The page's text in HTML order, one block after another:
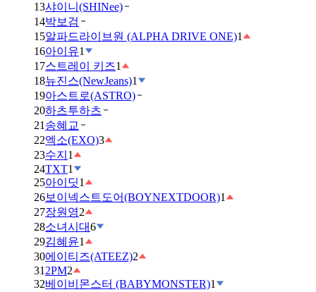
13샤이니(SHINee)
14박보검
15알파드라이브원 (ALPHA DRIVE ONE)1
16아이유1
17스트레이 키즈1
18뉴진스(NewJeans)1
19아스트로(ASTRO)
20하츠투하츠
21 송혜교
22엑소(EXO)3
23수지 1
24TXT1
25아이딧1
26보이넥스트도어(BOYNEXTDOOR)1
27장원영2
28소녀시대6
29김혜윤1
30에이티즈(ATEEZ)2
31 2PM2
32베이비몬스터 (BABYMONSTER)1